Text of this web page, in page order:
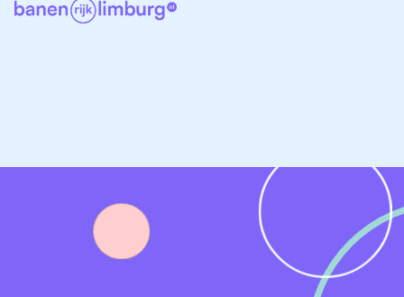
Leuke bijbanen in Groningen, Op de grootste
Twijfel je nog welke richting je op wilt? Dat maakt niet
uit, Bekijk de diverse functies en ontdek welke bijbaan
het beste bij jou past.
Horeca bijbanen Groningen